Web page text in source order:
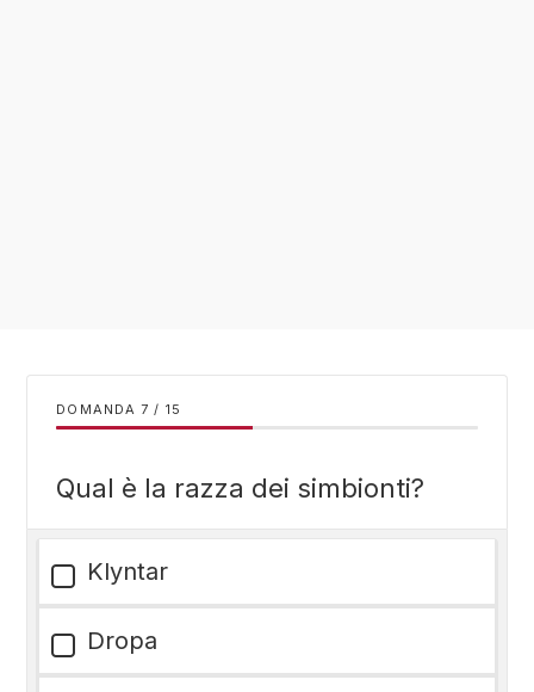
DOMANDA / 15
Qual è la razza dei simbionti?
Klyntar
Dropa